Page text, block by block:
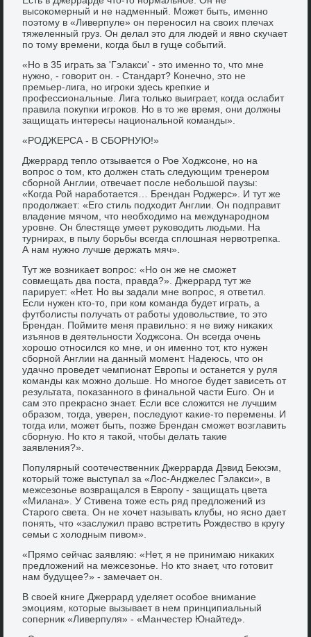
высокомерный и не надменный. Может быть, именно
поэтому в «Ливерпуле» он переносил на своих плечах
тяжеленный груз. Он делал это для людей и явно скучает
по тому времени, когда был в гуще событий.
«Но в 35 играть за 'Гэлакси' - это именно то, что мне
нужно, - говорит он. - Стандарт? Конечно, это не
премьер-лига, но игроки здесь крепкие и
профессиональные. Лига только выиграет, когда ослабит
правила покупки игроков. Но в то же время, они должны
защищать интересы национальной команды».
«РОДЖЕРСА - В СБОРНУЮ!»
Джеррард тепло отзывается о Рое Ходжсоне, но на
вопрос о том, кто должен стать следующим тренером
сборной Англии, отвечает после небольшой паузы:
«Когда Рой наработается… Брендан Роджерс». И тут же
продолжает: «Его стиль подходит Англии. Он подправит
владение мячом, что необходимо на международном
уровне. Он блестяще умеет руководить людьми. На
турнирах, в пылу борьбы всегда сплошная нервотрепка.
А нам нужно лучше держать мяч».
Тут же возникает вопрос: «Но он же не сможет
совмещать два поста, правда?». Джеррард тут же
парирует: «Нет. Но вы задали мне вопрос, я ответил.
Если нужен кто-то, при ком команда будет играть, а
футболисты получать от работы удовольствие, то это
Брендан. Поймите меня правильно: я не вижу никаких
изъянов в деятельности Ходжсона. Он всегда очень
хорошо относился ко мне, и он именно тот, кто нужен
сборной Англии на данный момент. Надеюсь, что он
удачно проведет чемпионат Европы и останется у руля
команды как можно дольше. Но многое будет зависеть от
результата, показанного в финальной части Euro. Он и
сам это прекрасно знает. Если все сложится не лучшим
образом, тогда, уверен, последуют какие-то перемены. И
тогда или, может быть, позже Брендан сможет возглавить
сборную. Но кто я такой, чтобы делать такие
заявления?».
Популярный соотечественник Джеррарда Дэвид Бекхэм,
который тоже выступал за «Лос-Анджелес Гэлакси», в
межсезонье возвращался в Европу - защищать цвета
«Милана». У Стивена тоже есть ряд предложений из
Старого света. Он не хочет называть клубы, но ясно дает
понять, что «заслужил право встретить Рождество в кругу
семьи с холодным пивом».
«Прямо сейчас заявляю: «Нет, я не принимаю никаких
предложений на межсезонье. Но кто знает, что готовит
нам будущее?» - замечает он.
В своей книге Джеррард уделяет особое внимание
эмоциям, которые вызывает в нем принципиальный
соперник «Ливерпуля» - «Манчестер Юнайтед».